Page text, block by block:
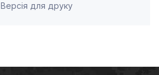
Версія для друку